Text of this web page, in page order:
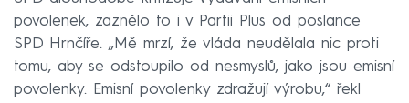
povolenek, zaznělo to i v Partii Plus od poslance
SPD Hrnčíře. „Mě mrzí, že vláda neudělala nic proti
tomu, aby se odstoupilo od nesmyslů, jako jsou emisní
povolenky. Emisní povolenky zdražují výrobu,“ řekl